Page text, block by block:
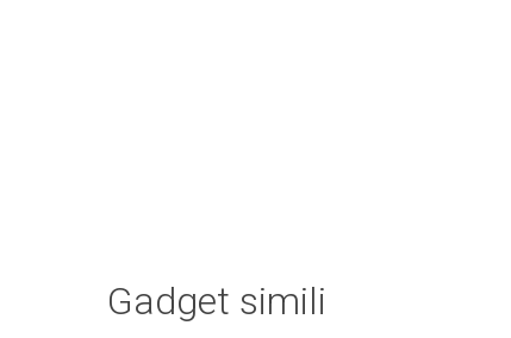
Gadget simili